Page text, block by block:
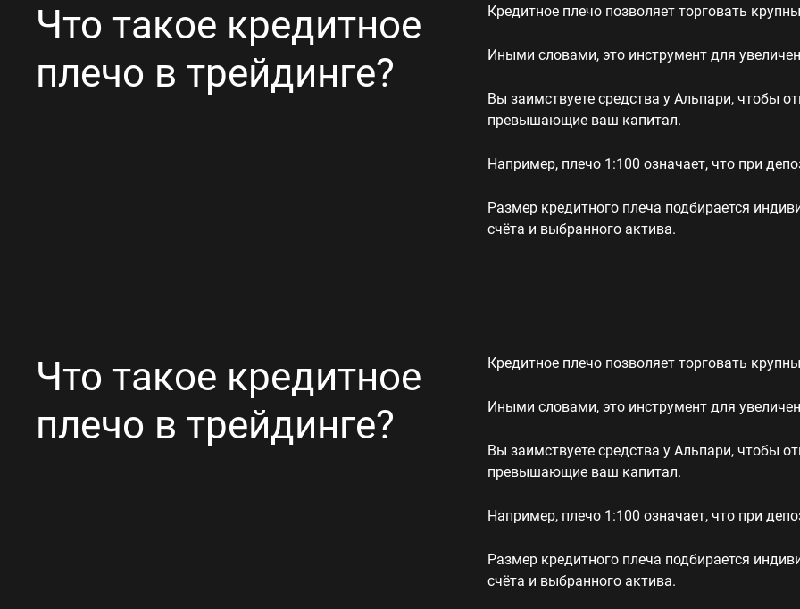
Что такое кредитное
плечо в трейдинге?
Кредитное плечо позволяет торговать
Иными словами, это инструмент для
Вы заимствуете средства у Альпари, чтобы
превышающие ваш капитал.
Например, плечо 1:100 означает, что при
Размер кредитного плеча подбирается
счёта и выбранного актива.
Что такое кредитное
плечо в трейдинге?
Кредитное плечо позволяет торговать
Иными словами, это инструмент для
Вы заимствуете средства у Альпари, чтобы
превышающие ваш капитал.
Например, плечо 1:100 означает, что при
Размер кредитного плеча подбирается
счёта и выбранного актива.